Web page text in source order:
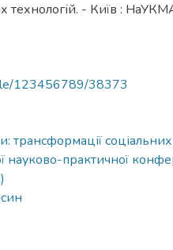
технологій. - Київ :
123456789/38373
трансформації соціальних
науково-практичної